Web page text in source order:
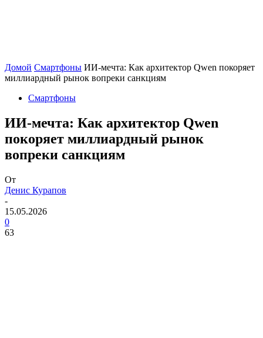
Домой Смартфоны ИИ-мечта: Как архитектор Qwen покоряет
миллиардный рынок вопреки санкциям
Смартфоны
ИИ-мечта: Как архитектор Qwen
покоряет миллиардный рынок
вопреки санкциям
От
Денис Курапов
-
15.05.2026
0
63